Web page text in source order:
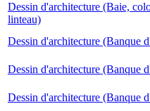
Dessin d'architecture (Baie,
linteau)
Dessin d'architecture (Banque
Dessin d'architecture (Banque
Dessin d'architecture (Banque